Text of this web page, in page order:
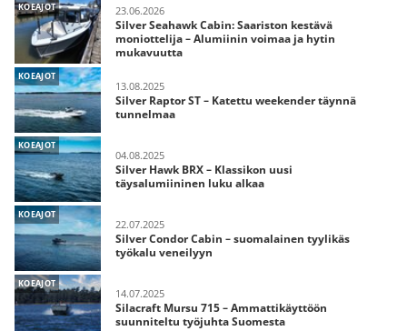
KOEAJOT 23.06.2026
Silver Seahawk Cabin: Saariston kestävä
moniottelija – Alumiinin voimaa ja hytin
mukavuutta
KOEAJOT
13.08.2025
Silver Raptor ST – Katettu weekender täynnä
tunnelmaa
KOEAJOT
04.08.2025
Silver Hawk BRX – Klassikon uusi
täysalumiininen luku alkaa
KOEAJOT
22.07.2025
Silver Condor Cabin – suomalainen tyylikäs
työkalu veneilyyn
KOEAJOT
14.07.2025
Silacraft Mursu 715 – Ammattikäyttöön
suunniteltu työjuhta Suomesta